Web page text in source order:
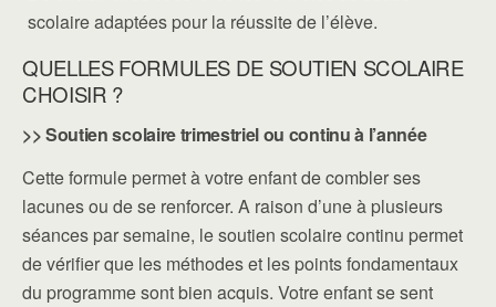
scolaire adaptées pour la réussite de l’élève.
QUELLES FORMULES DE SOUTIEN SCOLAIRE
CHOISIR ?
>> Soutien scolaire trimestriel ou continu à l’année
Cette formule permet à votre enfant de combler ses
lacunes ou de se renforcer. A raison d’une à plusieurs
séances par semaine, le soutien scolaire continu permet
de vérifier que les méthodes et les points fondamentaux
du programme sont bien acquis. Votre enfant se sent